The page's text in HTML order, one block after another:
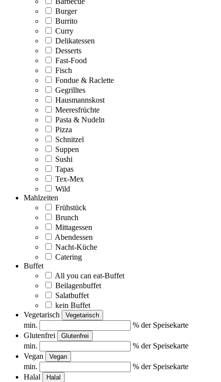
Burger
Burrito
Curry
Delikatessen
Desserts
Fast-Food
Fisch
Fondue & Raclette
Gegrilltes
Hausmannskost
Meeresfrüchte
Pasta & Nudeln
Pizza
Schnitzel
Suppen
Sushi
Tapas
Tex-Mex
Wild
Mahlzeiten
Frühstück
Brunch
Mittagessen
Abendessen
Nacht-Küche
Catering
Buffet
All you can eat-Buffet
Beilagenbuffet
Salatbuffet
kein Buffet
Vegetarisch
Vegetarisch
min.
% der Speisekarte
Glutenfrei
Glutenfrei
min.
% der Speisekarte
Vegan
Vegan
min.
% der Speisekarte
Halal
Halal